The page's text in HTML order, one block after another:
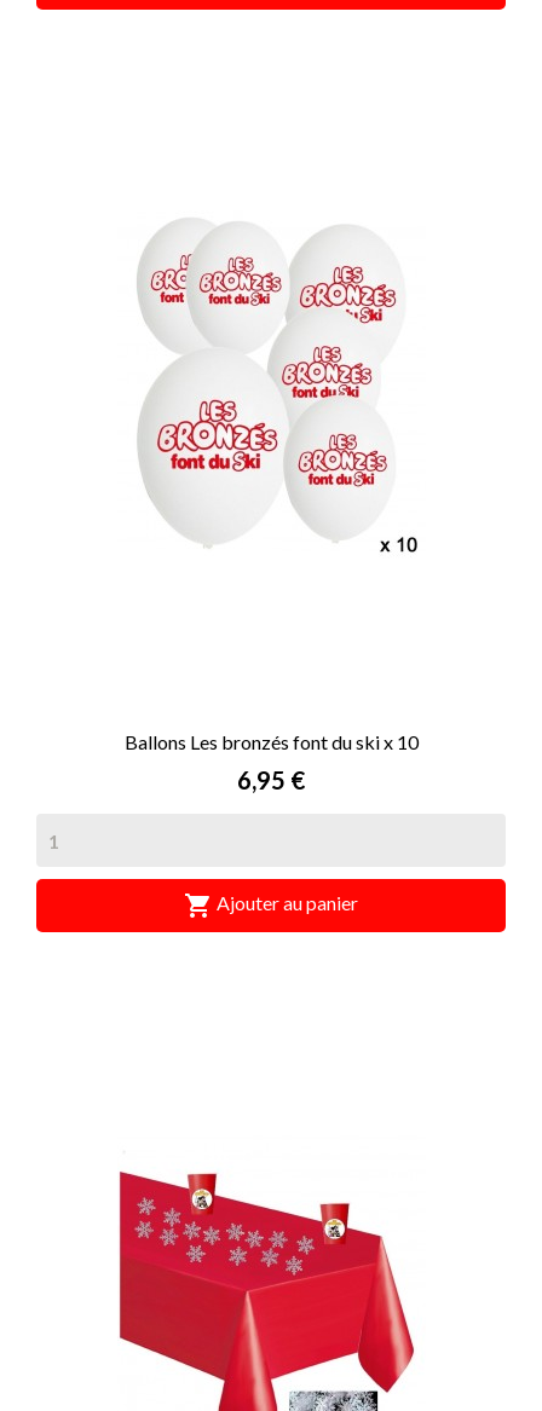
Ballons Les bronzés font du ski x 10
Prix
6,95 €
 Ajouter au panier